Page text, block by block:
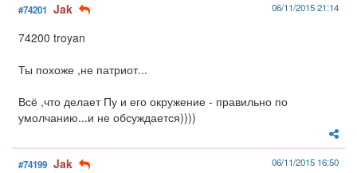
#74201 Jak 06/11/2015 21:14
74200 troyan
Ты похоже ,не патриот...
Всё ,что делает Пу и его окружение - правильно по
умолчанию...и не обсуждается))))
#74199 Jak 06/11/2015 16:50